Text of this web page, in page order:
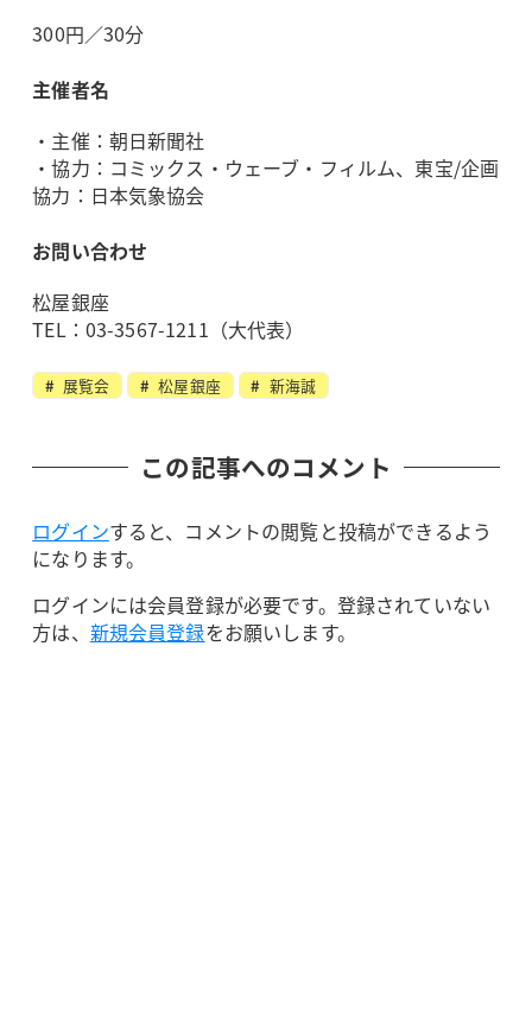
300円／30分
主催者名
・主催：朝日新聞社
・協力：コミックス・ウェーブ・フィルム、東宝/企画
協力：日本気象協会
お問い合わせ
松屋銀座
TEL：03-3567-1211（大代表）
展覧会 松屋銀座 新海誠
この記事へのコメント
ログインすると、コメントの閲覧と投稿ができるよう
になります。
ログインには会員登録が必要です。登録されていない
方は、 新規会員登録をお願いします。